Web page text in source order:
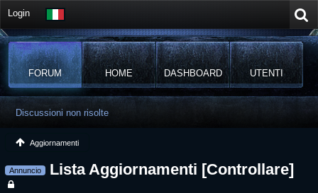
Login
FORUM HOME DASHBOARD UTENTI
Discussioni non risolte
Aggiornamenti
Annuncio Lista Aggiornamenti [Controllare]